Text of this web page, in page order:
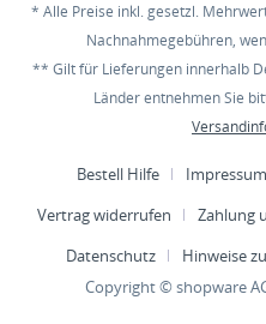
* Alle Preise inkl. gesetzl.
Nachnahmegebühren,
** Gilt für Lieferungen innerhalb
Länder entnehmen Sie
Bestell Hilfe Impressum
Vertrag widerrufen
Zahlung
Datenschutz
Hinweise
Copyright © shopware